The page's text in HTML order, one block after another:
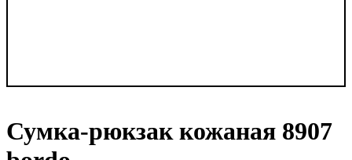
Сумка-рюкзак кожаная 8907